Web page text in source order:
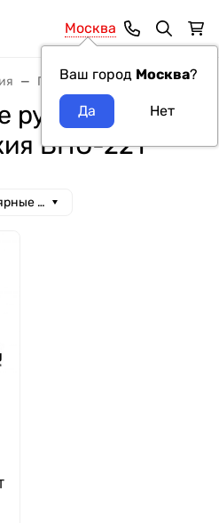
Москва
Ваш город Москва?
Пистолетные рукоятки
MFT
ВПО-221
сначала